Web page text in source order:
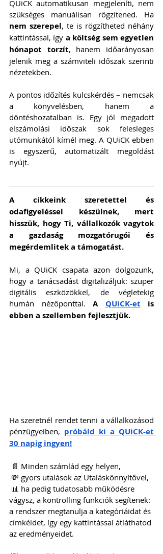
QUiCK automatikusan megjeleníti, nem
nem szerepel, te is rögzítheted néhány
kattintással, így a költség sem egyetlen
hónapot torzít, hanem időarányosan
jelenik meg a számviteli időszak szerinti
nézetekben.
A pontos időzítés kulcskérdés – nemcsak
a könyvelésben, hanem a
döntéshozatalban is. Egy jól megadott
elszámolási időszak sok felesleges
utómunkától kímél meg. A QUiCK ebben
is egyszerű, automatizált megoldást
nyújt.
A cikkeink szeretettel és
odafigyeléssel készülnek, mert
hisszük, hogy Ti, vállalkozók vagytok
a gazdaság mozgatórugói és
megérdemlitek a támogatást.
Mi, a QUiCK csapata azon dolgozunk,
hogy a tanácsadást digitalizáljuk: szuper
digitális eszközökkel, de végletekig
humán nézőponttal. A QUiCK-et is
ebben a szellemben fejlesztjük.
Ha szeretnél rendet tenni a vállalkozásod
pénzügyeiben, próbáld ki a QUiCK-et
30 napig ingyen!
📄 Minden számlád egy helyen,
💸 gyors utalások az Utaláskönnyítővel,
📊 ha pedig tudatosabb működésre
vágysz, a kontrolling funkciók segítenek:
a rendszer megtanulja a kategóriáidat és
címkéidet, így egy kattintással átláthatod
az eredményeidet.